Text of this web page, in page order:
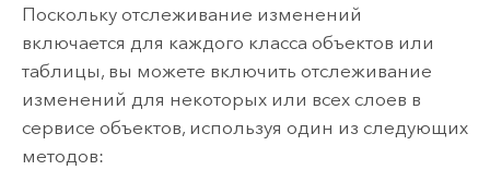
Поскольку отслеживание изменений
включается для каждого класса объектов или
таблицы, вы можете включить отслеживание
изменений для некоторых или всех слоев в
сервисе объектов, используя один из следующих
методов: